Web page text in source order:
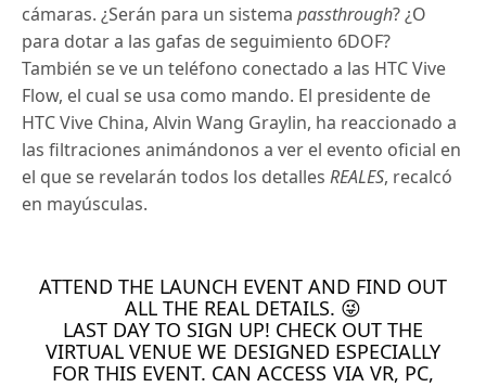
cámaras. ¿Serán para un sistema passthrough? ¿O
para dotar a las gafas de seguimiento 6DOF?
También se ve un teléfono conectado a las HTC Vive
Flow, el cual se usa como mando. El presidente de
HTC Vive China, Alvin Wang Graylin, ha reaccionado a
las filtraciones animándonos a ver el evento oficial en
el que se revelarán todos los detallesREALES, recalcó
en mayúsculas.
ATTEND THE LAUNCH EVENT AND FIND OUT
ALL THE REAL DETAILS. 😜
LAST DAY TO SIGN UP! CHECK OUT THE
VIRTUAL VENUE WE DESIGNED ESPECIALLY
FOR THIS EVENT. CAN ACCESS VIA VR, PC,